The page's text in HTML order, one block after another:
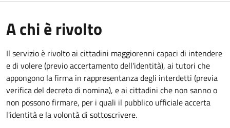
A chi è rivolto
Il servizio è rivolto ai cittadini maggiorenni capaci di intendere
e di volere (previo accertamento dell'identità), ai tutori che
appongono la firma in rappresentanza degli interdetti (previa
verifica del decreto di nomina), e ai cittadini che non sanno o
non possono firmare, per i quali il pubblico ufficiale accerta
l'identità e la volontà di sottoscrivere.